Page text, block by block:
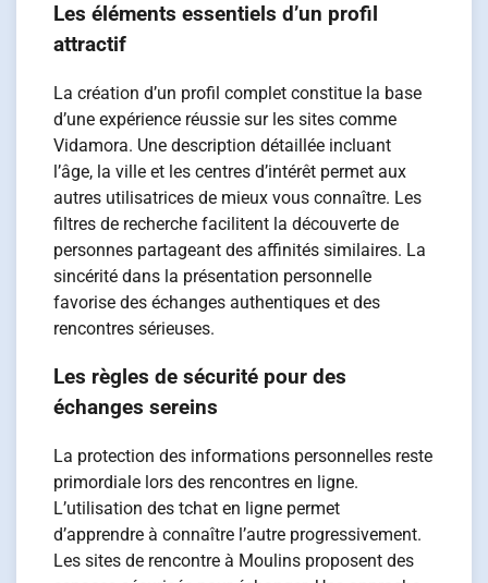
Les éléments essentiels d’un profil
attractif
La création d’un profil complet constitue la base
d’une expérience réussie sur les sites comme
Vidamora. Une description détaillée incluant
l’âge, la ville et les centres d’intérêt permet aux
autres utilisatrices de mieux vous connaître. Les
filtres de recherche facilitent la découverte de
personnes partageant des affinités similaires. La
sincérité dans la présentation personnelle
favorise des échanges authentiques et des
rencontres sérieuses.
Les règles de sécurité pour des
échanges sereins
La protection des informations personnelles reste
primordiale lors des rencontres en ligne.
L’utilisation des tchat en ligne permet
d’apprendre à connaître l’autre progressivement.
Les sites de rencontre à Moulins proposent des